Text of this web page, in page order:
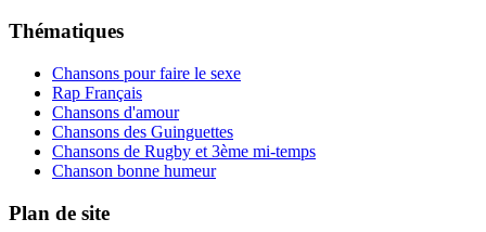
Thématiques
Chansons pour faire le sexe
Rap Français
Chansons d'amour
Chansons des Guinguettes
Chansons de Rugby et 3ème mi-temps
Chanson bonne humeur
Plan de site